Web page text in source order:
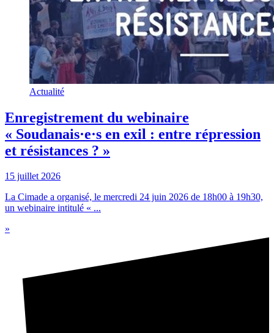
Actualité
Enregistrement du webinaire
« Soudanais·e·s en exil : entre répression
et résistances ? »
15 juillet 2026
La Cimade a organisé, le mercredi 24 juin 2026 de 18h00 à 19h30,
un webinaire intitulé « ...
»